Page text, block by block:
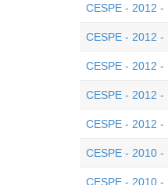
CESPE - 2012
CESPE - 2012
CESPE - 2012
CESPE - 2012
CESPE - 2012
CESPE - 2010
CESPE - 2010